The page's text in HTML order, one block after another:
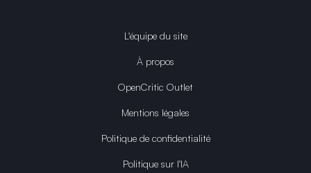
L'équipe du site
À propos
OpenCritic Outlet
Mentions légales
Politique de confidentialité
Politique sur l'IA